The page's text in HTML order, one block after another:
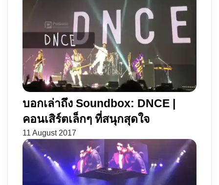
บอกเล่าถึง Soundbox: DNCE |
คอนเสิร์ตเล็กๆ ที่สนุกสุดใจ
11 August 2017